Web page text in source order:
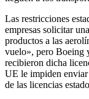
Las restricciones
empresas solicitar
productos a las
vuelo», pero Boeing
recibieron dicha
UE le impiden enviar
de las licencias